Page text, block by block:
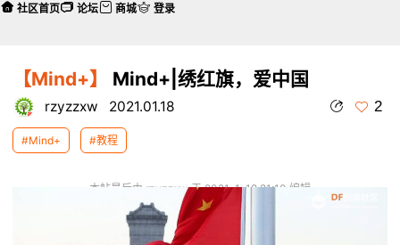
【Mind+】 Mind+|绣红旗，爱中国
rzyzzxw 2021.01.18 2
#Mind+ #教程
本帖最后由 rzyzzxw 于 2021-1-18 21:10 编辑
社区首页 论坛 商城 登录